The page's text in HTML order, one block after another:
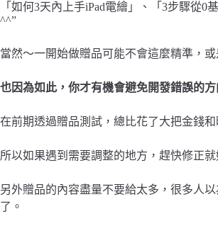
「如何3天內上手iPad電繪」、「3步驟從
^^”
當然～一開始做贈品可能不會這麼精準，
也因為如此，你才有機會避免開發錯誤的方
在前期透過贈品測試，總比花了大把金錢
所以如果遇到需要調整的地方，趕快修正就
另外贈品的內容盡量不要給太多，很多人
了。